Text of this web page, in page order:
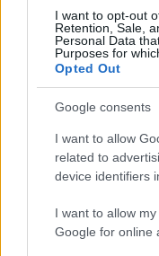
I want to opt-out
Retention, Sale,
Personal Data
Purposes for
Opted Out
Google consents
I want to allow
related to
device identifiers
I want to allow
Google for online